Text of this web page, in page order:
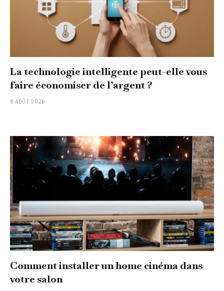
La technologie intelligente peut-elle vous
faire économiser de l’argent ?
8 AOÛT 2026
Comment installer un home cinéma dans
votre salon